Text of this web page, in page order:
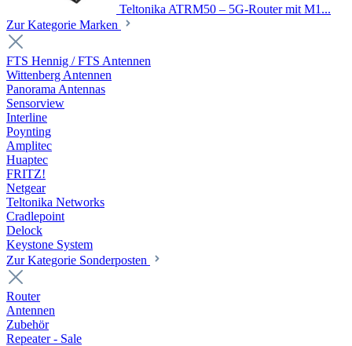
Teltonika ATRM50 – 5G-Router mit M1...
Zur Kategorie Marken
FTS Hennig / FTS Antennen
Wittenberg Antennen
Panorama Antennas
Sensorview
Interline
Poynting
Amplitec
Huaptec
FRITZ!
Netgear
Teltonika Networks
Cradlepoint
Delock
Keystone System
Zur Kategorie Sonderposten
Router
Antennen
Zubehör
Repeater - Sale